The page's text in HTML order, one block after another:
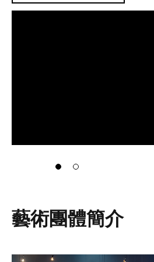
藝術團體簡介